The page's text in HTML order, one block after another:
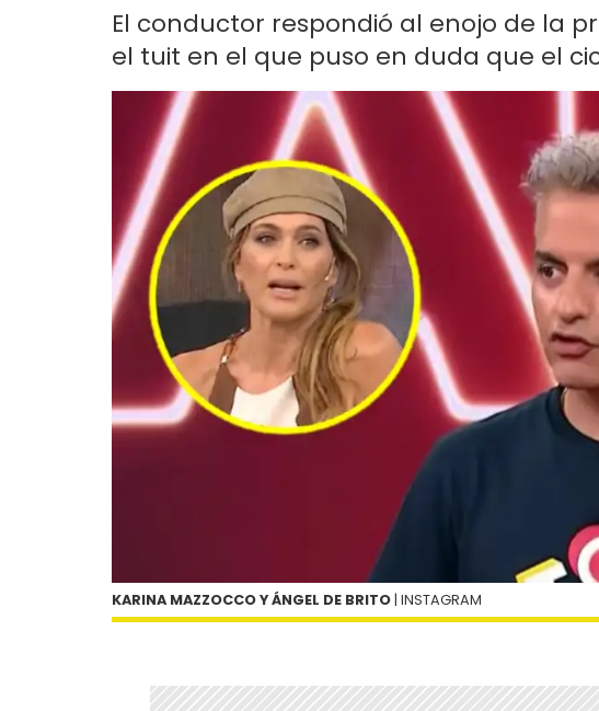
El conductor respondió al enojo de la
el tuit en el que puso en duda que el
KARINA MAZZOCCO Y ÁNGEL DE BRITO | INSTAGRAM